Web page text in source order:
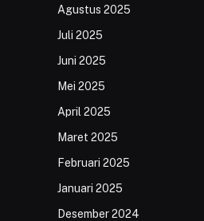
Agustus 2025
Juli 2025
Juni 2025
Mei 2025
April 2025
Maret 2025
Februari 2025
Januari 2025
Desember 2024